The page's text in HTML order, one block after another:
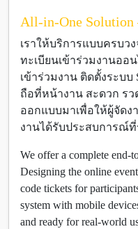
All-in-One
เราให้บริการแบบครบว
ทะเบียนเข้าร่วมงานออ
เข้าร่วมงาน ติดตั้งระบบ
ถือที่หน้างาน สะดวก ร
ออกแบบมาเพื่อให้ผู้จัดง
งานได้รับประสบการณ์
We offer a complete end-
Designing the online
code tickets for
system with mobile
and ready for real-world